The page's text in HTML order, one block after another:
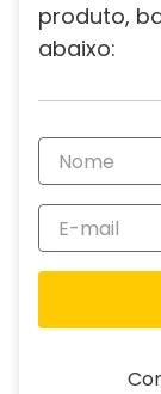
produto,
abaixo: